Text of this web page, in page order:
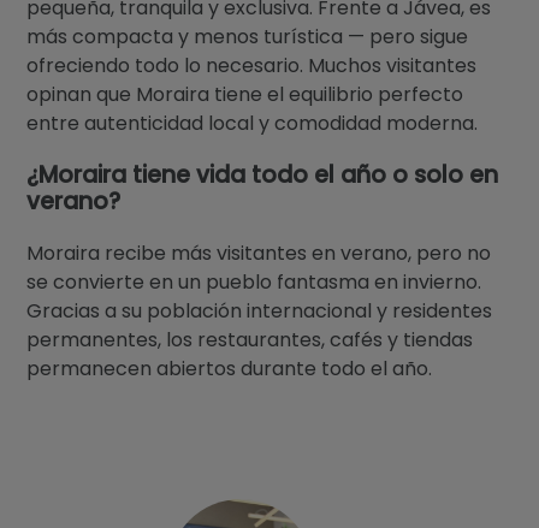
pequeña, tranquila y exclusiva. Frente a Jávea, es
más compacta y menos turística — pero sigue
ofreciendo todo lo necesario. Muchos visitantes
opinan que Moraira tiene el equilibrio perfecto
entre autenticidad local y comodidad moderna.
¿Moraira tiene vida todo el año o solo en
verano?
Moraira recibe más visitantes en verano, pero no
se convierte en un pueblo fantasma en invierno.
Gracias a su población internacional y residentes
permanentes, los restaurantes, cafés y tiendas
permanecen abiertos durante todo el año.